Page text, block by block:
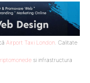
Airport Taxi London. Calitate
si infrastructura